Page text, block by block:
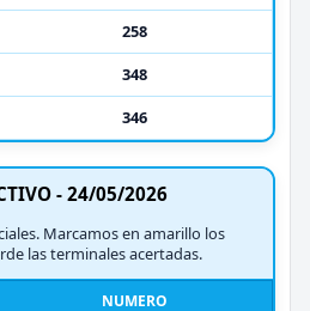
258
348
346
- 24/05/2026
Marcamos en amarillo los
las terminales acertadas.
NUMERO